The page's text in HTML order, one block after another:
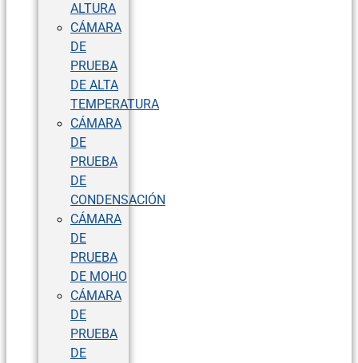
ALTURA
CÁMARA
DE
PRUEBA
DE ALTA
TEMPERATURA
CÁMARA
DE
PRUEBA
DE
CONDENSACIÓN
CÁMARA
DE
PRUEBA
DE MOHO
CÁMARA
DE
PRUEBA
DE